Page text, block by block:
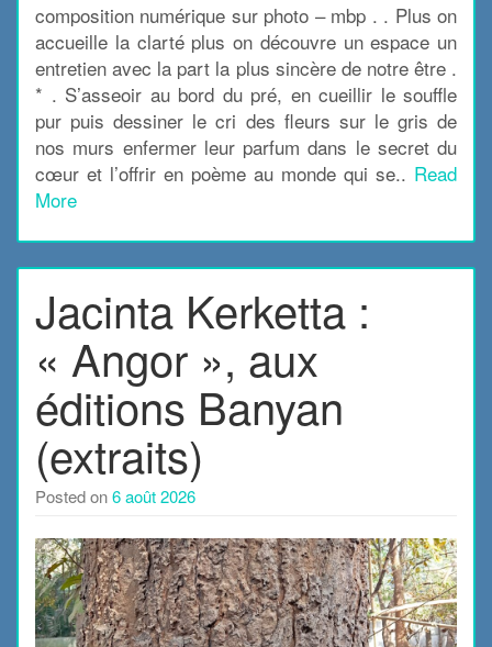
composition numérique sur photo – mbp . . Plus on
accueille la clarté plus on découvre un espace un
entretien avec la part la plus sincère de notre être .
* . S’asseoir au bord du pré, en cueillir le souffle
pur puis dessiner le cri des fleurs sur le gris de
nos murs enfermer leur parfum dans le secret du
cœur et l’offrir en poème au monde qui se.. Read
More
Jacinta Kerketta :
« Angor », aux
éditions Banyan
(extraits)
Posted on6 août 2026